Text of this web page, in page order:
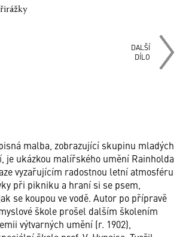
DALŠÍ
DÍLO
malba, zobrazující skupinu mladých
je ukázkou malířského umění Rainholda
vyzařujícím radostnou letní atmosféru
při pikniku a hraní si se psem,
se koupou ve vodě. Autor po přípravě
škole prošel dalším školením
výtvarných umění (r. 1902),